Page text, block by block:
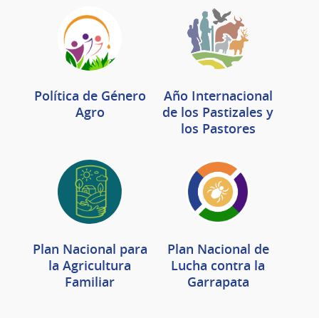
Política de Género
Agro
Año Internacional
de los Pastizales y
los Pastores
Plan Nacional para
la Agricultura
Familiar
Plan Nacional de
Lucha contra la
Garrapata